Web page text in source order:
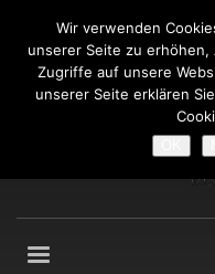
Fragen an: +49 (911) 2165 876
Mo-Fr: 9:00-13:00 Uhr
Wir verwenden
unserer Seite zu
Zugriffe auf unsere
unserer Seite erklären